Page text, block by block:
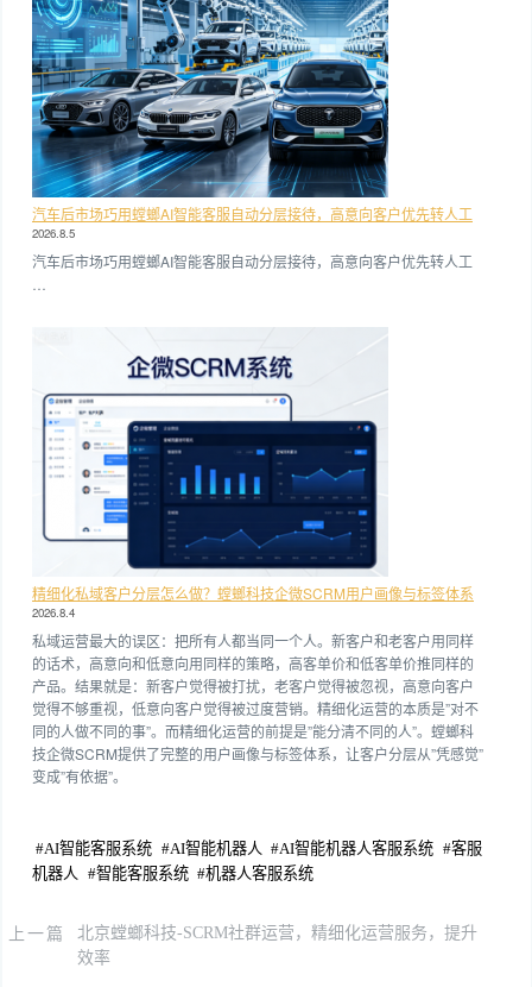
汽车后市场巧用螳螂AI智能客服自动分层接待，高意向客户优先转人工
2026.8.5
汽车后市场巧用螳螂AI智能客服自动分层接待，高意向客户优先转人工
精细化私域客户分层怎么做？螳螂科技企微SCRM用户画像与标签体系
2026.8.4
私域运营最大的误区：把所有人都当同一个人。新客户和老客户用同样
的话术，高意向和低意向用同样的策略，高客单价和低客单价推同样的
产品。结果就是：新客户觉得被打扰，老客户觉得被忽视，高意向客户
觉得不够重视，低意向客户觉得被过度营销。精细化运营的本质是”对不
同的人做不同的事”。而精细化运营的前提是”能分清不同的人”。螳螂科
技企微SCRM提供了完整的用户画像与标签体系，让客户分层从”凭感觉”
变成”有依据”。
#AI智能客服系统 #AI智能机器人 #AI智能机器人客服系统 #客服
机器人
#智能客服系统 #机器人客服系统
上一篇
北京螳螂科技-SCRM社群运营，精细化运营服务，提升
效率